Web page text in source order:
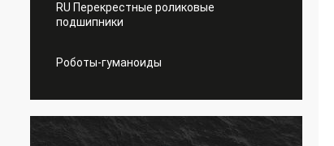
RU Перекрестные роликовые
подшипники
Роботы-гуманоиды